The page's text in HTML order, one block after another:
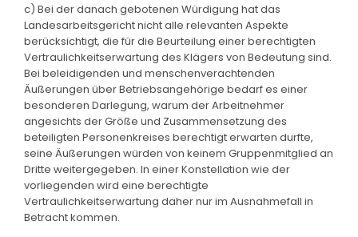
c) Bei der danach gebotenen Würdigung hat das
Landesarbeitsgericht nicht alle relevanten Aspekte
berücksichtigt, die für die Beurteilung einer berechtigten
Vertraulichkeitserwartung des Klägers von Bedeutung sind.
Bei beleidigenden und menschenverachtenden
Äußerungen über Betriebsangehörige bedarf es einer
besonderen Darlegung, warum der Arbeitnehmer
angesichts der Größe und Zusammensetzung des
beteiligten Personenkreises berechtigt erwarten durfte,
seine Äußerungen würden von keinem Gruppenmitglied an
Dritte weitergegeben. In einer Konstellation wie der
vorliegenden wird eine berechtigte
Vertraulichkeitserwartung daher nur im Ausnahmefall in
Betracht kommen.